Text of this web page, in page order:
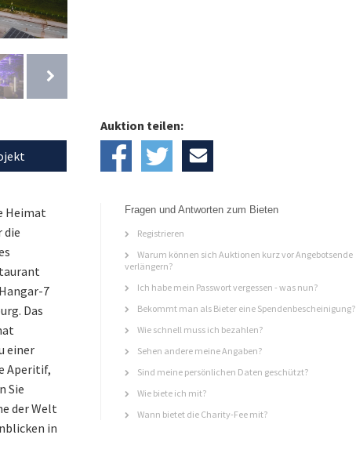
Heimat
die
7
Das
einer
Aperitif,
Sie
der Welt
in
Auktion teilen:
Fragen und Antworten zum Bieten
Registrieren
Warum können sich Auktionen kurz vor Angebotsende
verlängern?
Ich habe mein Passwort vergessen - was nun?
Bekommt man als Bieter eine Spendenbescheinigung?
Wie schnell muss ich bezahlen?
Sehen andere meine Angaben?
Sind meine persönlichen Daten geschützt?
Wie biete ich mit?
Wann bietet die Charity-Fee mit?